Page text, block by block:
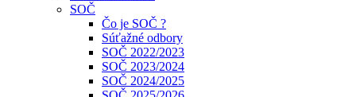
SOČ
Čo je SOČ ?
Súťažné odbory
SOČ 2022/2023
SOČ 2023/2024
SOČ 2024/2025